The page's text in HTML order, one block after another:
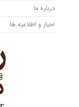
درباره ما
اخبار و اطلاعیه ها